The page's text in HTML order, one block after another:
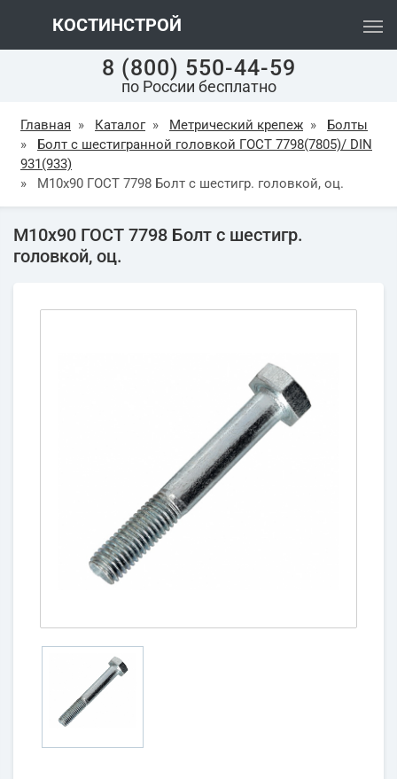
КОСТИНСТРОЙ
8 (800) 550-44-59
по России бесплатно
Главная » Каталог » Метрический крепеж »
Болты
»
Болт с шестигранной головкой ГОСТ 7798(7805)/ DIN
931(933)
»
М10х90 ГОСТ 7798 Болт с шестигр. головкой, оц.
М10х90 ГОСТ 7798 Болт с шестигр.
головкой, оц.